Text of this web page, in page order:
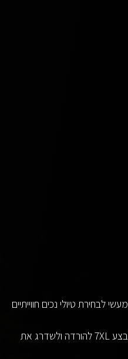
לבחירת טיולי נכים חווייתיים
המדריך המלא להתקנה: איך לבצע 7XL להורדה ולשדרג את